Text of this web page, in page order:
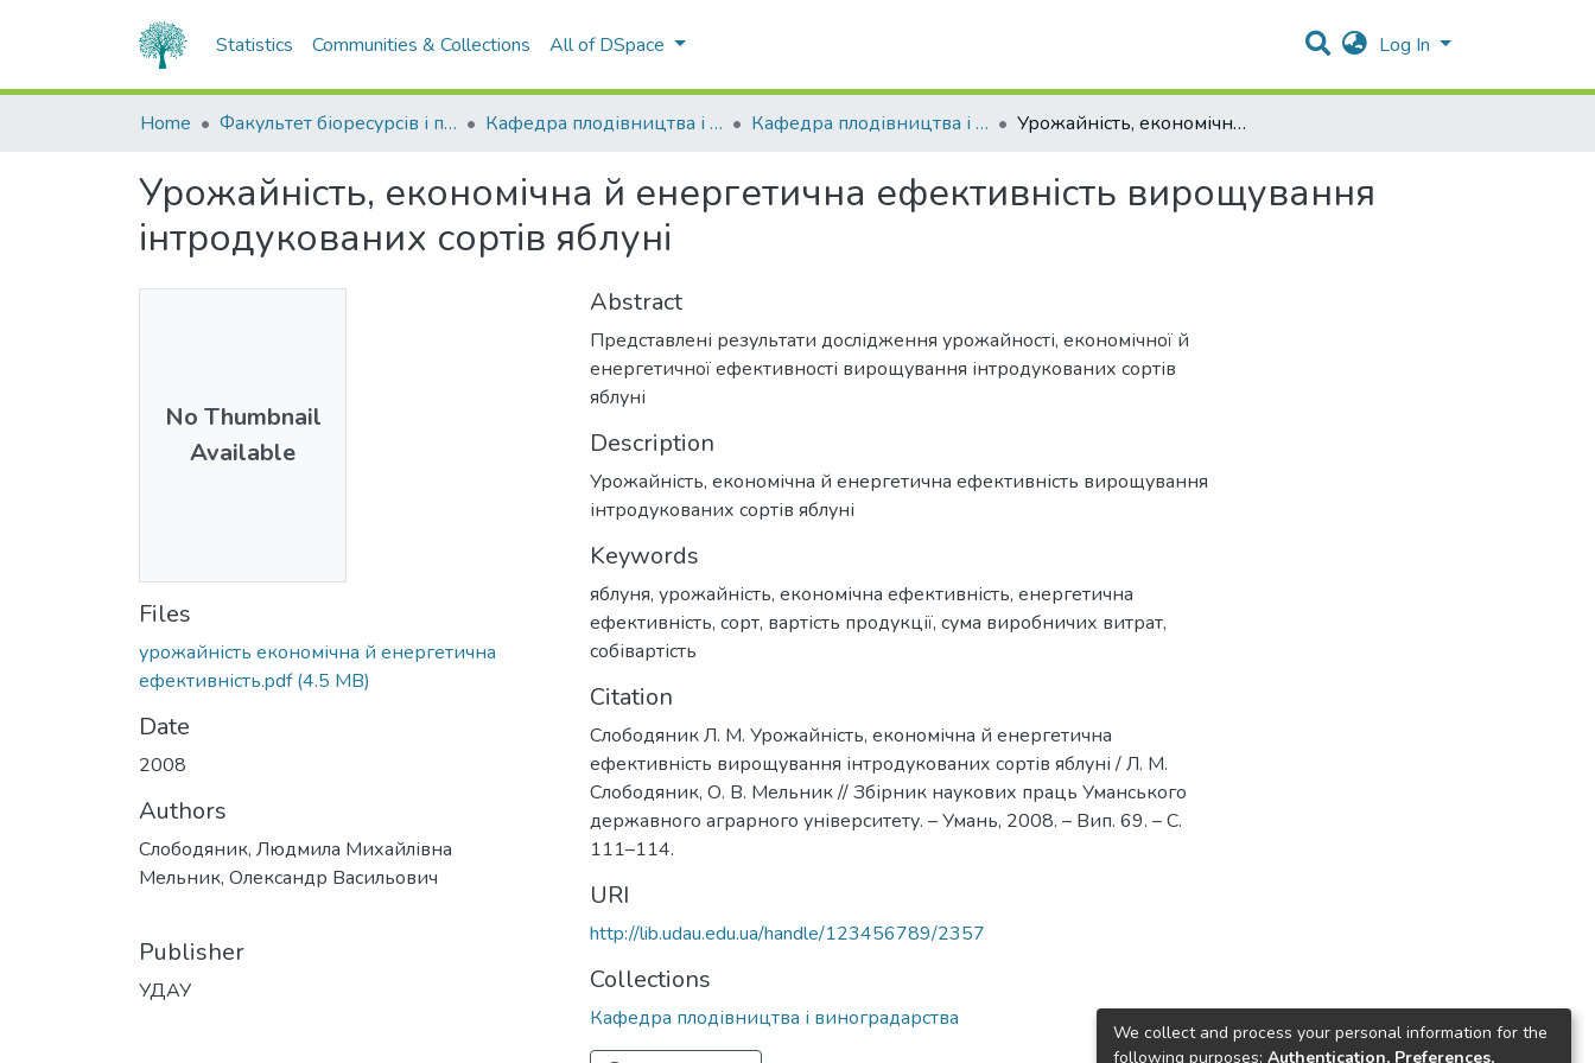
Statistics Communities & Collections All of DSpace Log In
Home Факультет біоресурсів і природокористування Кафедра плодівництва і виноградарства Кафедра плодівництва і виноградарства Урожайність, економічна й енергетична ефективність вирощування інтродукованих сортів яблуні
Урожайність, економічна й енергетична ефективність вирощування
інтродукованих сортів яблуні
No Thumbnail
Available
Files
урожайність економічна й енергетична
ефективність.pdf (4.5 MB)
Date
2008
Authors
Слободяник, Людмила Михайлівна
Мельник, Олександр Васильович
Publisher
УДАУ
Abstract
Представлені результати дослідження урожайності, економічної й
енергетичної ефективності вирощування інтродукованих сортів
яблуні
Description
Урожайність, економічна й енергетична ефективність вирощування
інтродукованих сортів яблуні
Keywords
яблуня, урожайність, економічна ефективність, енергетична
ефективність, сорт, вартість продукції, сума виробничих витрат,
собівартість
Citation
Слободяник Л. М. Урожайність, економічна й енергетична
ефективність вирощування інтродукованих сортів яблуні / Л. М.
Слободяник, О. В. Мельник // Збірник наукових праць Уманського
державного аграрного університету. – Умань, 2008. – Вип. 69. – С.
111–114.
URI
http://lib.udau.edu.ua/handle/123456789/2357
Collections
Кафедра плодівництва і виноградарства
We collect and process your personal information for the
following purposes: Authentication, Preferences,